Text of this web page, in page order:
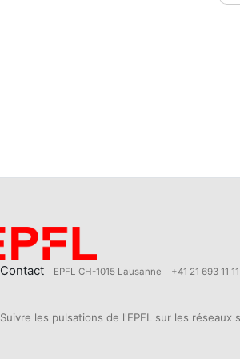
Contact EPFL CH-1015 Lausanne +41 21 693 11 11
Suivre les pulsations de l'EPFL sur les réseaux